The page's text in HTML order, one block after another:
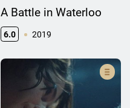
A Battle in Waterloo
6.0 2019